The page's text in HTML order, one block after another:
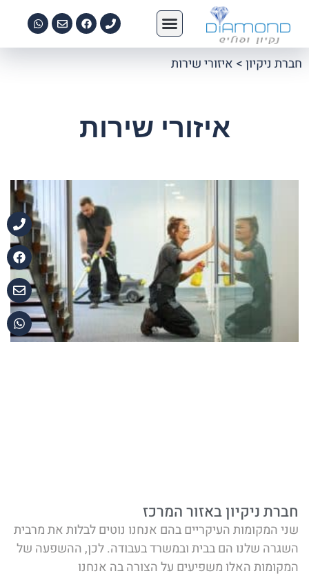
חברת ניקיון> איזורי שירות
איזורי שירות
חברת ניקיון באזור המרכז
שני המקומות העיקריים בהם אנחנו נוטים לבלות את מרבית
השגרה שלנו הם בבית ובמשרד בעבודה. לכן, ההשפעה של
המקומות האלו משפיעים על הצורה בה אנחנו